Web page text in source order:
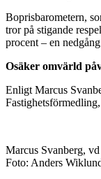
Boprisbarometern,
tror på stigande
procent – en
Osäker omvärld
Enligt Marcus
Marcus Svanberg,
Foto: Anders